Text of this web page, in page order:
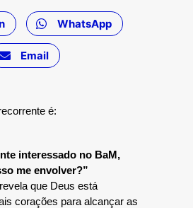
WhatsApp
Email
é:
interessado no BaM,
me envolver?”
que Deus está
corações para alcançar as